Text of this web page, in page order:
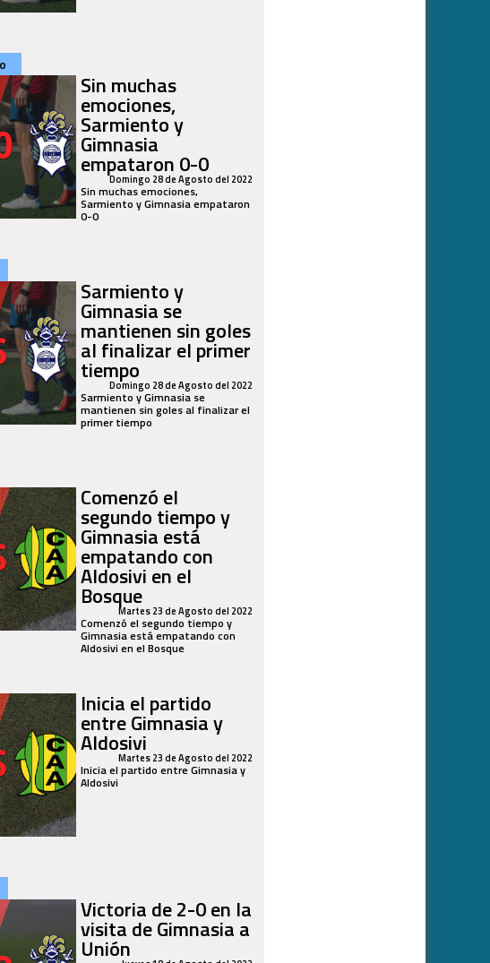
Sin muchas
emociones,
Sarmiento y
Gimnasia
empataron 0-0
Domingo 28 de Agosto del 2022
Sin muchas emociones,
Sarmiento y Gimnasia empataron
0-0
Sarmiento y
Gimnasia se
mantienen sin goles
al finalizar el primer
tiempoDomingo 28 de Agosto del 2022
Sarmiento y Gimnasia se
mantienen sin goles al finalizar el
primer tiempo
Comenzó el
segundo tiempo y
Gimnasia está
empatando con
Aldosivi en el
BosqueMartes 23 de Agosto del 2022
Comenzó el segundo tiempo y
Gimnasia está empatando con
Aldosivi en el Bosque
Inicia el partido
entre Gimnasia y
AldosiviMartes 23 de Agosto del 2022
Inicia el partido entre Gimnasia y
Aldosivi
Victoria de 2-0 en la
visita de Gimnasia a
Unión